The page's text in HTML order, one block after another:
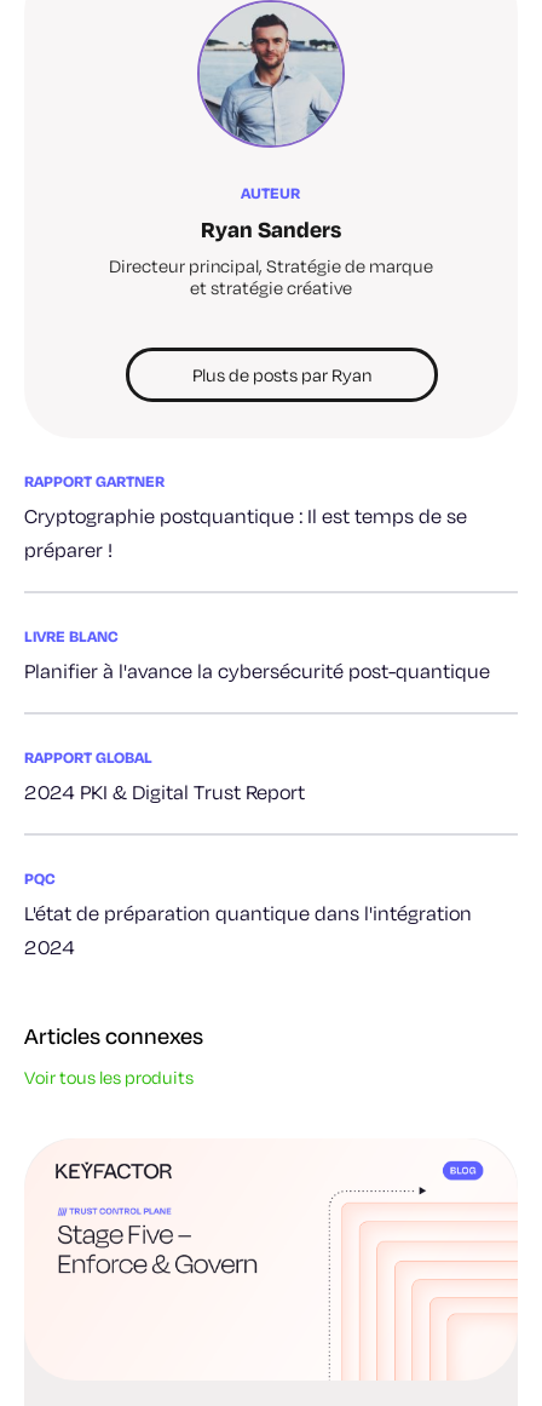
AUTEUR
Ryan Sanders
Directeur principal, Stratégie de marque
et stratégie créative
Plus de posts par Ryan
RAPPORT GARTNER
Cryptographie postquantique : Il est temps de se
préparer !
LIVRE BLANC
Planifier à l'avance la cybersécurité post-quantique
RAPPORT GLOBAL
2024 PKI & Digital Trust Report
PQC
L'état de préparation quantique dans l'intégration
2024
Articles connexes
Voir tous les produits